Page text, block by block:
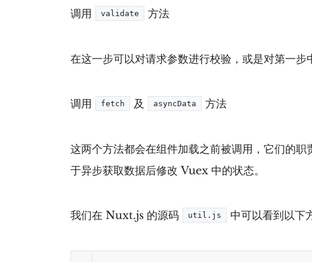
调用 validate 方法
在这一步可以对请求参数进行校验，或是对第一
调用 fetch 及 asyncData 方法
这两个方法都会在组件加载之前被调用，它们的职
于异步获取数据后修改 Vuex 中的状态。
我们在 Nuxt.js 的源码 util.js 中可以看到以下